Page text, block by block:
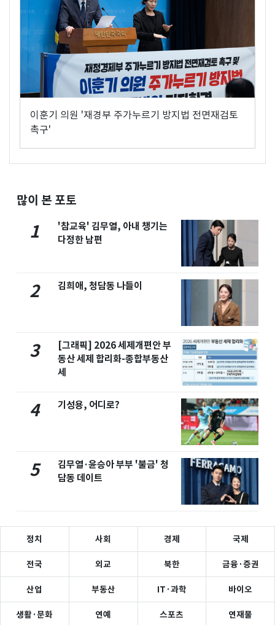
이훈기 의원 '재경부 주가누르기 방지법 전면재검토
촉구'
많이 본 포토
1
'참교육' 김무열, 아내 챙기는
다정한 남편
2 김희애, 청담동 나들이
3
[그래픽] 2026 세제개편안 부
동산 세제 합리화-종합부동산
세
4 기성용, 어디로?
5
김무열·윤승아 부부 '불금' 청
담동 데이트
정치 사회 경제 국제
전국 외교 북한 금융·증권
산업 부동산 IT·과학 바이오
생활·문화 연예 스포츠 연재물